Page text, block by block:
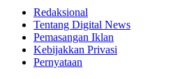
Redaksional
Tentang Digital News
Pemasangan Iklan
Kebijakkan Privasi
Pernyataan